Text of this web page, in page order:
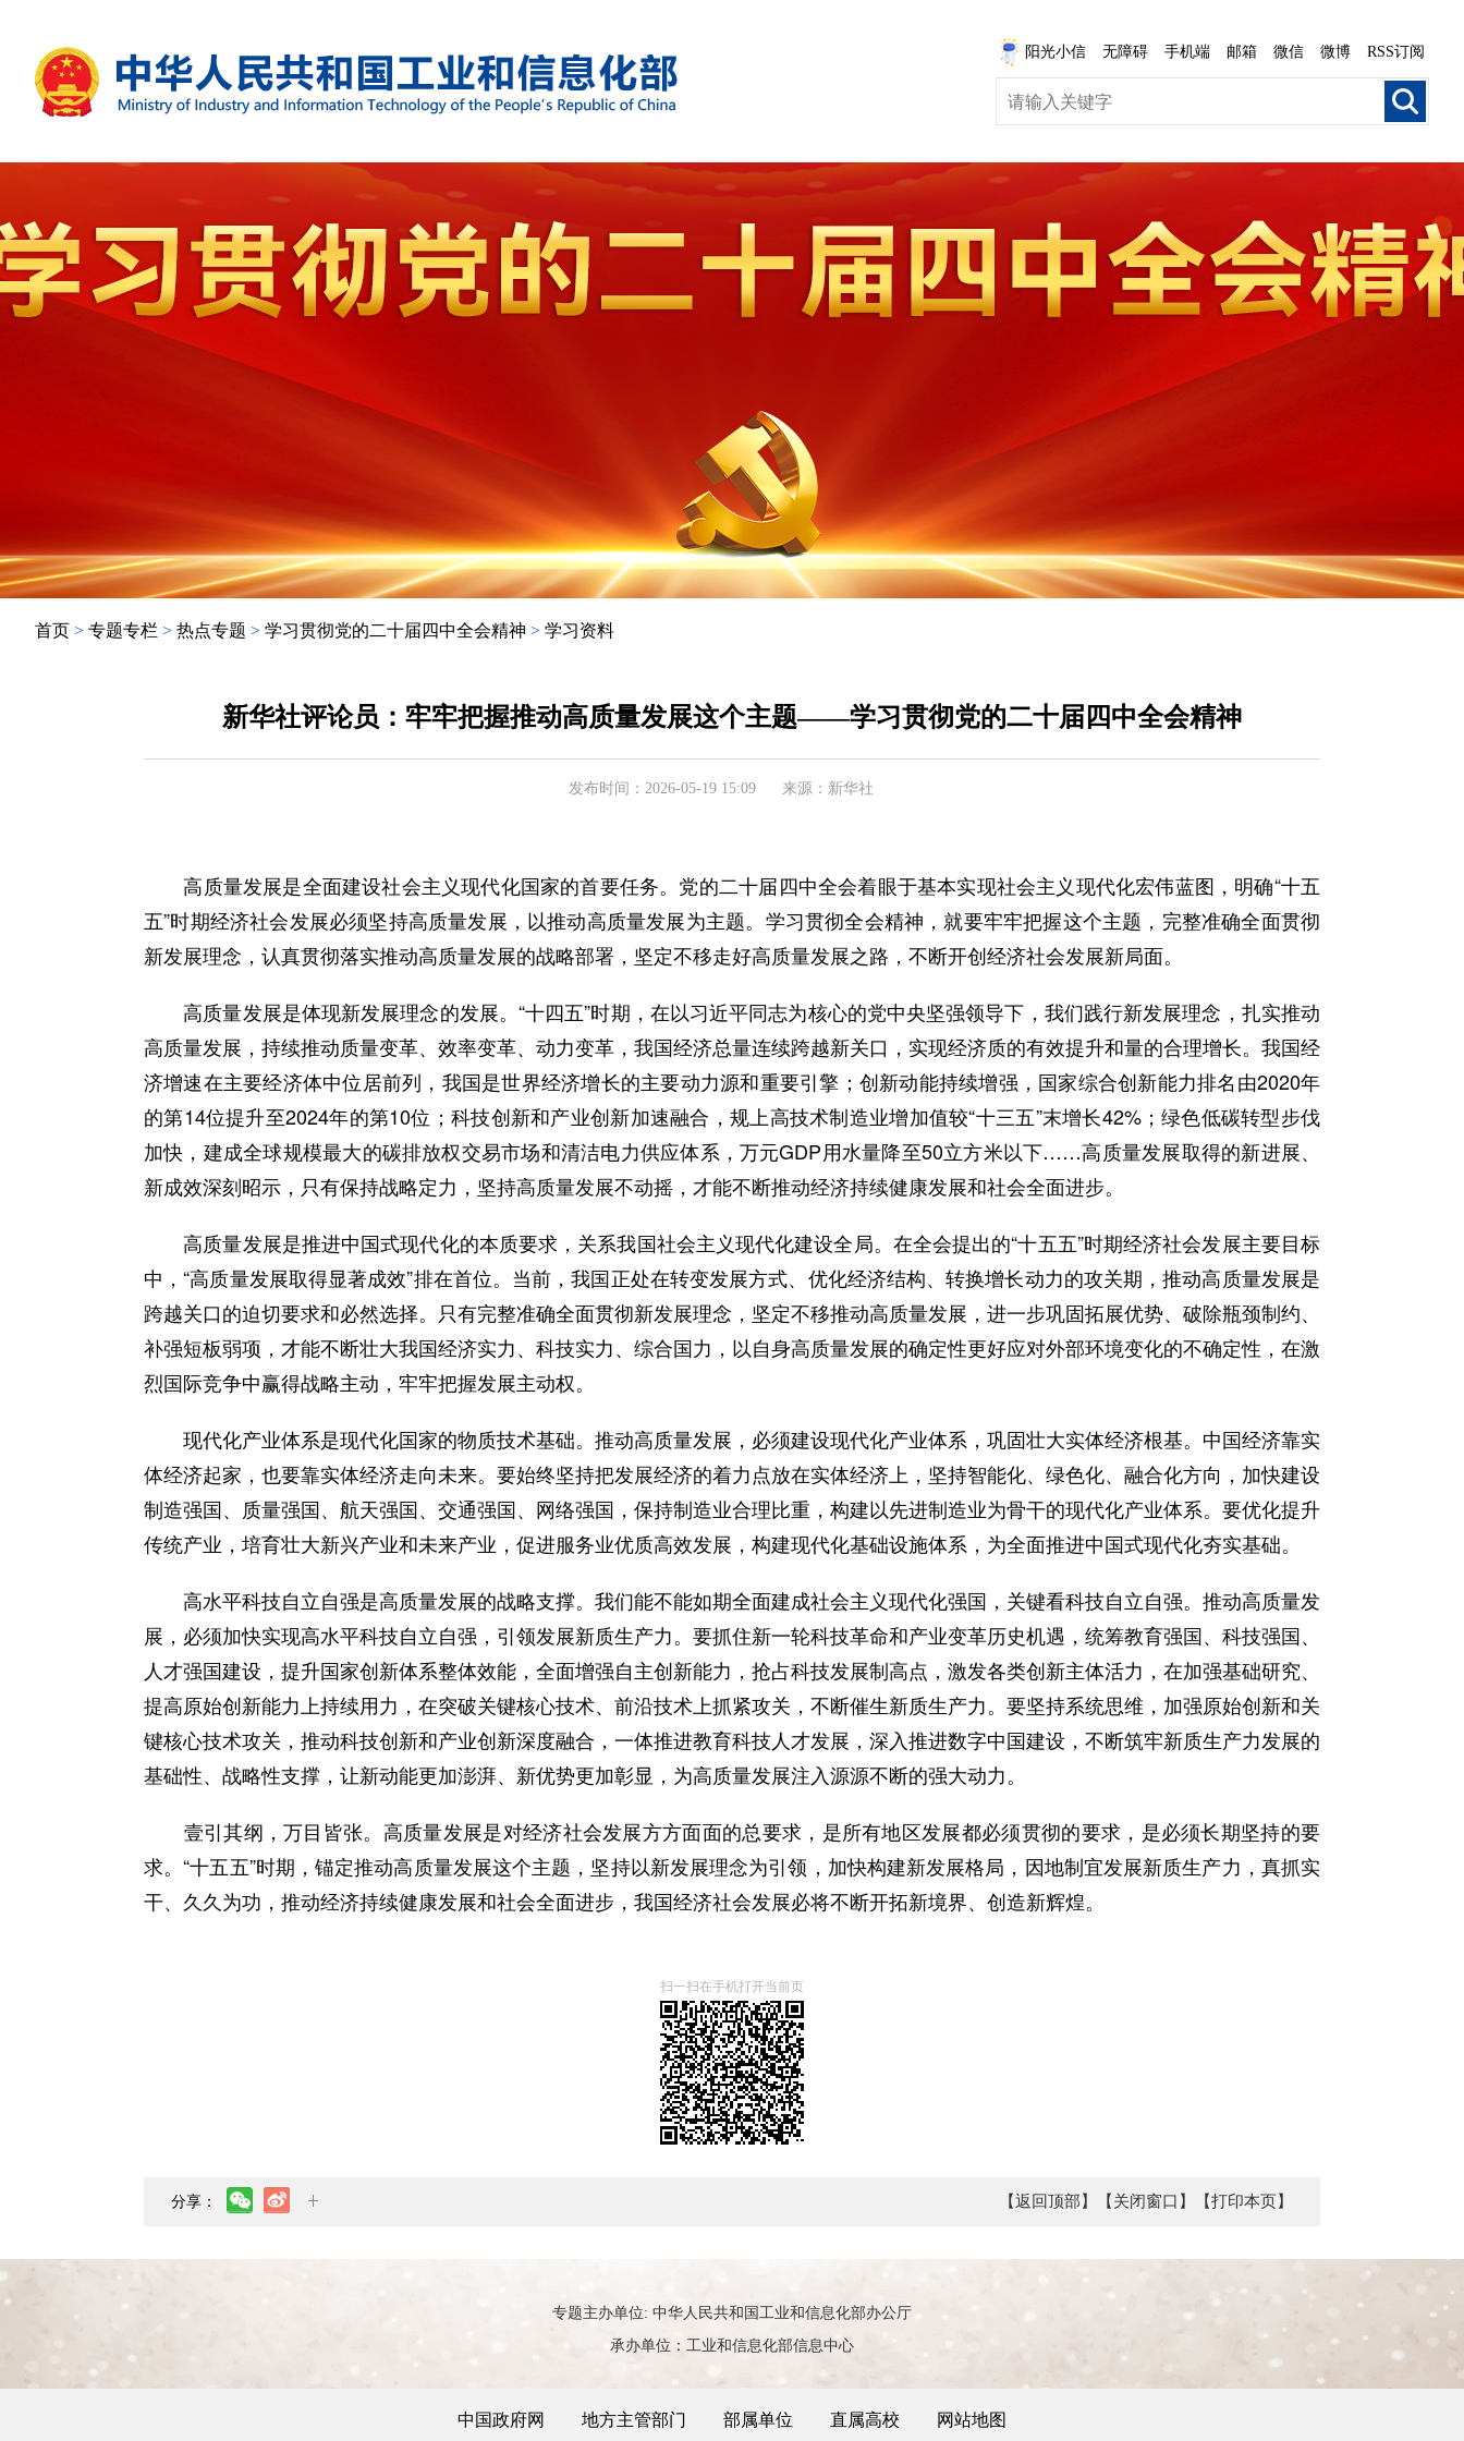
阳光小信 无障碍 手机端 邮箱 微信 微博 RSS订阅
首页 > 专题专栏 > 热点专题 > 学习贯彻党的二十届四中全会精神 > 学习资料
新华社评论员：牢牢把握推动高质量发展这个主题——学习贯彻党的二十届四中全会精神
发布时间：2026-05-19 15:09 来源：新华社
高质量发展是全面建设社会主义现代化国家的首要任务。党的二十届四中全会着眼于基本实现社会主义现代化宏伟蓝图，明确“十五
五”时期经济社会发展必须坚持高质量发展，以推动高质量发展为主题。学习贯彻全会精神，就要牢牢把握这个主题，完整准确全面贯彻
新发展理念，认真贯彻落实推动高质量发展的战略部署，坚定不移走好高质量发展之路，不断开创经济社会发展新局面。
高质量发展是体现新发展理念的发展。“十四五”时期，在以习近平同志为核心的党中央坚强领导下，我们践行新发展理念，扎实推动
高质量发展，持续推动质量变革、效率变革、动力变革，我国经济总量连续跨越新关口，实现经济质的有效提升和量的合理增长。我国经
济增速在主要经济体中位居前列，我国是世界经济增长的主要动力源和重要引擎；创新动能持续增强，国家综合创新能力排名由2020年
的第14位提升至2024年的第10位；科技创新和产业创新加速融合，规上高技术制造业增加值较“十三五”末增长42%；绿色低碳转型步伐
加快，建成全球规模最大的碳排放权交易市场和清洁电力供应体系，万元GDP用水量降至50立方米以下……高质量发展取得的新进展、
新成效深刻昭示，只有保持战略定力，坚持高质量发展不动摇，才能不断推动经济持续健康发展和社会全面进步。
高质量发展是推进中国式现代化的本质要求，关系我国社会主义现代化建设全局。在全会提出的“十五五”时期经济社会发展主要目标
中，“高质量发展取得显著成效”排在首位。当前，我国正处在转变发展方式、优化经济结构、转换增长动力的攻关期，推动高质量发展是
跨越关口的迫切要求和必然选择。只有完整准确全面贯彻新发展理念，坚定不移推动高质量发展，进一步巩固拓展优势、破除瓶颈制约、
补强短板弱项，才能不断壮大我国经济实力、科技实力、综合国力，以自身高质量发展的确定性更好应对外部环境变化的不确定性，在激
烈国际竞争中赢得战略主动，牢牢把握发展主动权。
现代化产业体系是现代化国家的物质技术基础。推动高质量发展，必须建设现代化产业体系，巩固壮大实体经济根基。中国经济靠实
体经济起家，也要靠实体经济走向未来。要始终坚持把发展经济的着力点放在实体经济上，坚持智能化、绿色化、融合化方向，加快建设
制造强国、质量强国、航天强国、交通强国、网络强国，保持制造业合理比重，构建以先进制造业为骨干的现代化产业体系。要优化提升
传统产业，培育壮大新兴产业和未来产业，促进服务业优质高效发展，构建现代化基础设施体系，为全面推进中国式现代化夯实基础。
高水平科技自立自强是高质量发展的战略支撑。我们能不能如期全面建成社会主义现代化强国，关键看科技自立自强。推动高质量发
展，必须加快实现高水平科技自立自强，引领发展新质生产力。要抓住新一轮科技革命和产业变革历史机遇，统筹教育强国、科技强国、
人才强国建设，提升国家创新体系整体效能，全面增强自主创新能力，抢占科技发展制高点，激发各类创新主体活力，在加强基础研究、
提高原始创新能力上持续用力，在突破关键核心技术、前沿技术上抓紧攻关，不断催生新质生产力。要坚持系统思维，加强原始创新和关
键核心技术攻关，推动科技创新和产业创新深度融合，一体推进教育科技人才发展，深入推进数字中国建设，不断筑牢新质生产力发展的
基础性、战略性支撑，让新动能更加澎湃、新优势更加彰显，为高质量发展注入源源不断的强大动力。
壹引其纲，万目皆张。高质量发展是对经济社会发展方方面面的总要求，是所有地区发展都必须贯彻的要求，是必须长期坚持的要
求。“十五五”时期，锚定推动高质量发展这个主题，坚持以新发展理念为引领，加快构建新发展格局，因地制宜发展新质生产力，真抓实
干、久久为功，推动经济持续健康发展和社会全面进步，我国经济社会发展必将不断开拓新境界、创造新辉煌。
扫一扫在手机打开当前页
分享： 【返回顶部】 【关闭窗口】 【打印本页】
专题主办单位: 中华人民共和国工业和信息化部办公厅
承办单位：工业和信息化部信息中心
中国政府网 地方主管部门 部属单位 直属高校 网站地图